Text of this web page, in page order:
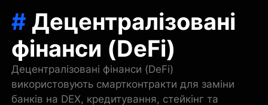
# Децентралізовані
фінанси (DeFi)
Децентралізовані фінанси (DeFi)
використовують смартконтракти для заміни
банків на DEX, кредитування, стейкінг та